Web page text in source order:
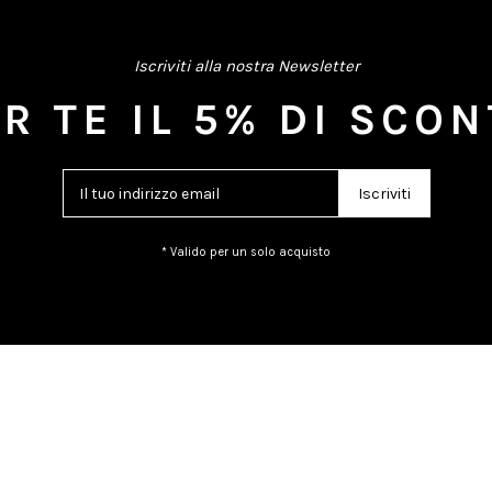
Iscriviti alla nostra Newsletter
TE IL 5% DI
* Valido per un solo acquisto